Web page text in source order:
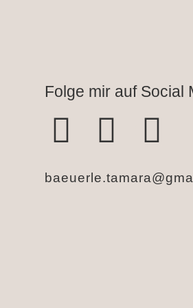
Folge mir auf Social